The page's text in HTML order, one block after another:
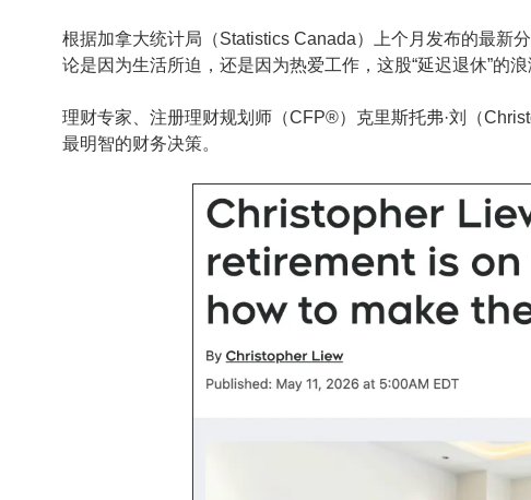
根据加拿大统计局（Statistics Canada）上个月发布的最新分
论是因为生活所迫，还是因为热爱工作，这股“延迟退休”的浪
理财专家、注册理财规划师（CFP®）克里斯托弗·刘（
最明智的财务决策。